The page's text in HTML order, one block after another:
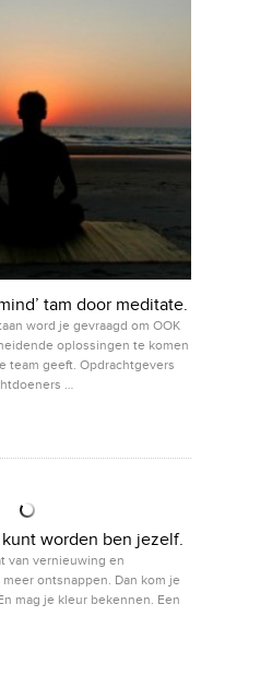
tam door meditate.
word je gevraagd om OOK
oplossingen te komen
team geeft. Opdrachtgevers
…
worden ben jezelf.
van vernieuwing en
ontsnappen. Dan kom je
mag je kleur bekennen. Een